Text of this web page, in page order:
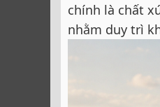
chính là chất
nhằm duy trì